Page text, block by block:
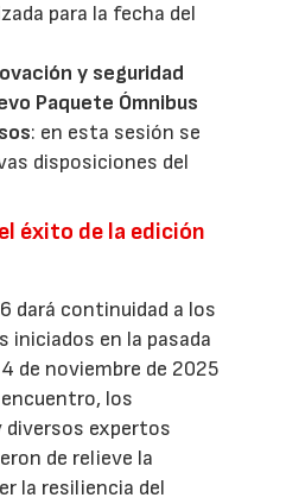
para la fecha del
y seguridad
Paquete Ómnibus
: en esta sesión se
disposiciones del
éxito de la edición
dará continuidad a los
en la pasada
de noviembre de 2025
encuentro, los
diversos expertos
de relieve la
la resiliencia del